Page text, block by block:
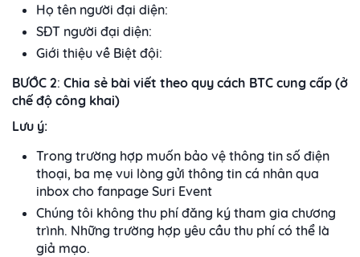
Họ tên người đại diện:
SĐT người đại diện:
Giới thiệu về Biệt đội:
BƯỚC 2:Chia sẻ bài viết theo quy cách BTC cung cấp (ở
chế độ công khai)
Lưu ý:
Trong trường hợp muốn bảo vệ thông tin số điện
thoại, ba mẹ vui lòng gửi thông tin cá nhân qua
inbox cho fanpage Suri Event
Chúng tôi không thu phí đăng ký tham gia chương
trình. Những trường hợp yêu cầu thu phí có thể là
giả mạo.